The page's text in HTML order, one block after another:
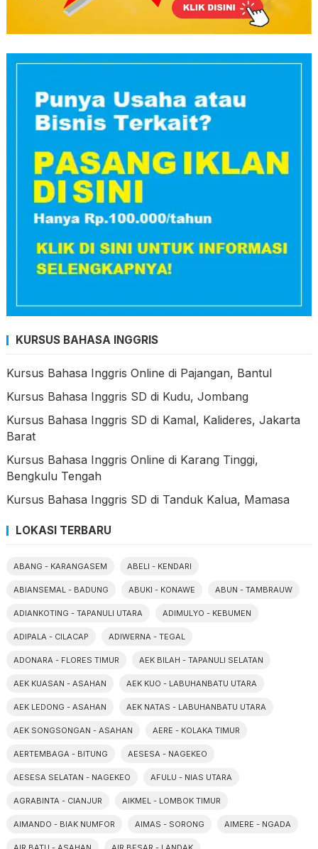
KURSUS BAHASA INGGRIS
Kursus Bahasa Inggris Online di Pajangan, Bantul
Kursus Bahasa Inggris SD di Kudu, Jombang
Kursus Bahasa Inggris SD di Kamal, Kalideres, Jakarta
Barat
Kursus Bahasa Inggris Online di Karang Tinggi,
Bengkulu Tengah
Kursus Bahasa Inggris SD di Tanduk Kalua, Mamasa
LOKASI TERBARU
ABANG - KARANGASEM ABELI - KENDARI
ABIANSEMAL - BADUNG ABUKI - KONAWE ABUN - TAMBRAUW
ADIANKOTING - TAPANULI UTARA ADIMULYO - KEBUMEN
ADIPALA - CILACAP ADIWERNA - TEGAL
ADONARA - FLORES TIMUR AEK BILAH - TAPANULI SELATAN
AEK KUASAN - ASAHAN AEK KUO - LABUHANBATU UTARA
AEK LEDONG - ASAHAN AEK NATAS - LABUHANBATU UTARA
AEK SONGSONGAN - ASAHAN AERE - KOLAKA TIMUR
AERTEMBAGA - BITUNG AESESA - NAGEKEO
AESESA SELATAN - NAGEKEO AFULU - NIAS UTARA
AGRABINTA - CIANJUR AIKMEL - LOMBOK TIMUR
AIMANDO - BIAK NUMFOR AIMAS - SORONG AIMERE - NGADA